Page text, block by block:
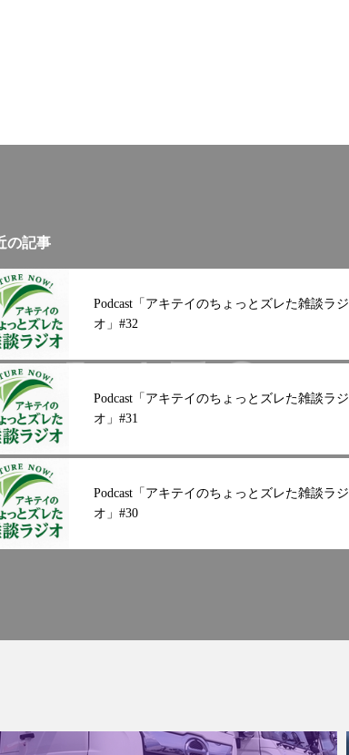
の記事
Podcast「アキテイのちょっとズレた雑談ラジ
オ」#32
Podcast「アキテイのちょっとズレた雑談ラジ
オ」#31
Podcast「アキテイのちょっとズレた雑談ラジ
オ」#30